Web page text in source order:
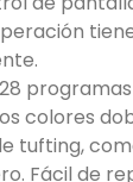
colores
tufting,
Fácil de